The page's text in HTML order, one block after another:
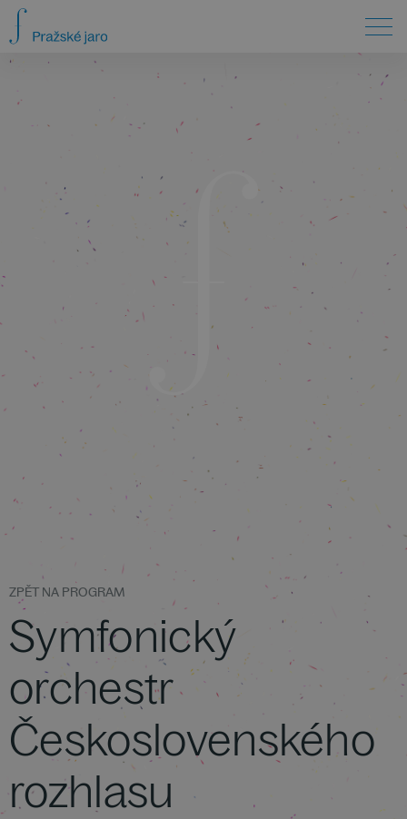
ZPĚT NA PROGRAM
Symfonický
orchestr
Československého
rozhlasu